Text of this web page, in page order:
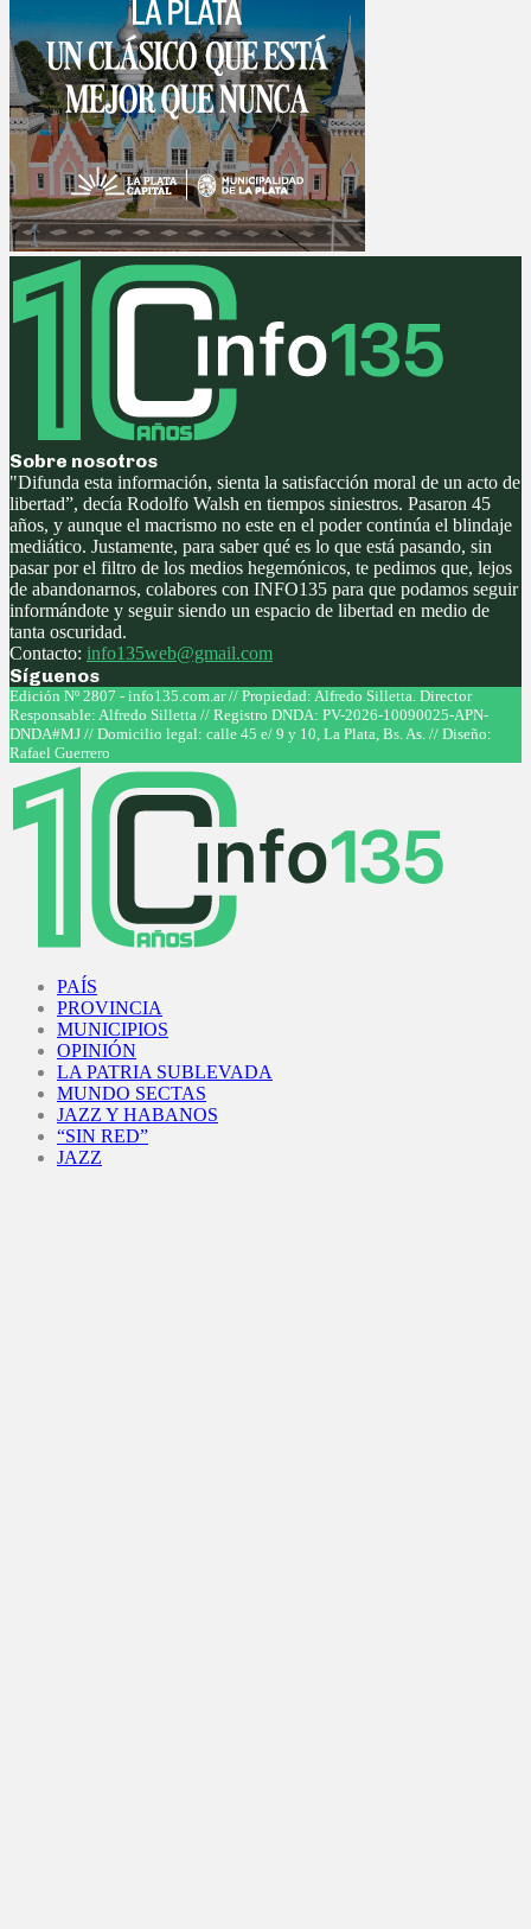
Sobre nosotros
"Difunda esta información, sienta la satisfacción moral de un acto de
libertad”, decía Rodolfo Walsh en tiempos siniestros. Pasaron 45
años, y aunque el macrismo no este en el poder continúa el blindaje
mediático. Justamente, para saber qué es lo que está pasando, sin
pasar por el filtro de los medios hegemónicos, te pedimos que, lejos
de abandonarnos, colabores con INFO135 para que podamos seguir
informándote y seguir siendo un espacio de libertad en medio de
tanta oscuridad.
Contacto: info135web@gmail.com
Síguenos
Facebook
Twitter
Instagram
Youtube
Edición Nº 2807 - info135.com.ar // Propiedad: Alfredo Silletta. Director
Responsable: Alfredo Silletta // Registro DNDA: PV-2026-10090025-APN-
DNDA#MJ // Domicilio legal: calle 45 e/ 9 y 10, La Plata, Bs. As. // Diseño:
Rafael Guerrero
PAÍS
PROVINCIA
MUNICIPIOS
OPINIÓN
LA PATRIA SUBLEVADA
MUNDO SECTAS
JAZZ Y HABANOS
“SIN RED”
JAZZ